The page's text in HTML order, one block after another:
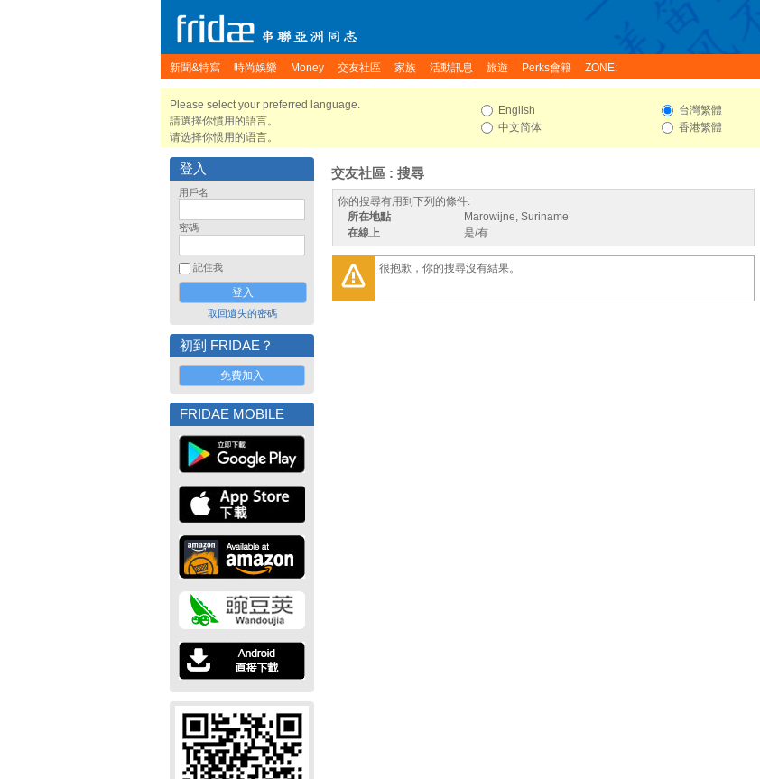
新聞&特寫 時尚娛樂 Money 交友社區 家族 活動訊息 旅遊 Perks會籍 ZONE:
Please select your preferred language.
請選擇你慣用的語言。
请选择你惯用的语言。
English
中文简体
台灣繁體
香港繁體
登入
用戶名
密碼
記住我
取回遺失的密碼
初到 FRIDAE？
免費加入
FRIDAE MOBILE
交友社區 : 搜尋
你的搜尋有用到下列的條件:
所在地點
Marowijne, Suriname
在線上
是/有
很抱歉，你的搜尋沒有結果。